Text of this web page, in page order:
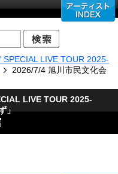
SPECIAL LIVE TOUR 2025-
2026/7/4 旭川市民文化会
LIVE TOUR 2025-
」